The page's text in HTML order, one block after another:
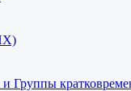
Группы